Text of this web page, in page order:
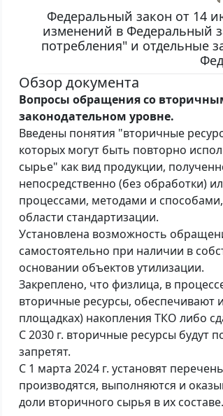
Федеральный закон от 14
изменений в Федеральный
потребления" и отдельные
Обзор документа
Вопросы обращения со
законодательном уровне.
Введены понятия "вторичные
которых могут быть повторно
сырье" как вид продукции,
непосредственно (без обработки)
процессами, методами и
области стандартизации.
Установлена возможность
самостоятельно при наличии в
основании объектов утилизации.
Закреплено, что физлица, в
вторичные ресурсы, обеспечивают
площадках) накопления ТКО либо
С 2030 г. вторичные ресурсы будут
запретят.
С 1 марта 2024 г. установят
производятся, выполняются и
доли вторичного сырья в их